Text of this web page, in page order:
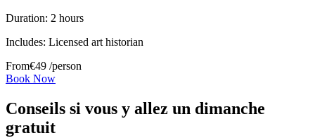
Duration: 2 hours
Includes: Licensed art historian
From€49 /person
Book Now
Conseils si vous y allez un dimanche
gratuit